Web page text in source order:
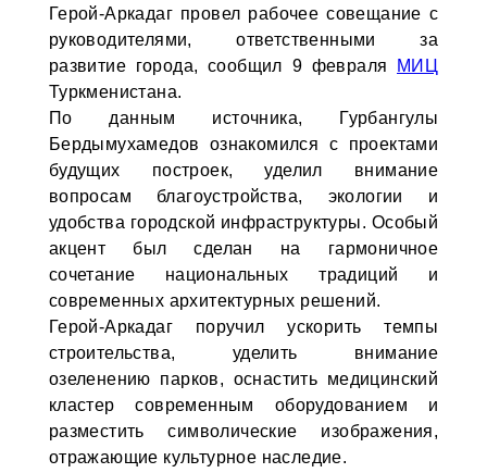
Герой-Аркадаг провел рабочее совещание с
руководителями, ответственными за
развитие города, сообщил 9 февраля
МИЦ
Туркменистана.
По данным источника, Гурбангулы
Бердымухамедов ознакомился с проектами
будущих построек, уделил внимание
вопросам благоустройства, экологии и
удобства городской инфраструктуры. Особый
акцент был сделан на гармоничное
сочетание национальных традиций и
современных архитектурных решений.
Герой-Аркадаг поручил ускорить темпы
строительства, уделить внимание
озеленению парков, оснастить медицинский
кластер современным оборудованием и
разместить символические изображения,
отражающие культурное наследие.